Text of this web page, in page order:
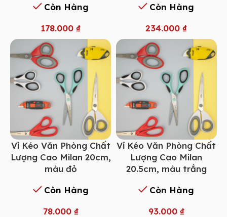
Còn Hàng
178.000 ₫
Còn Hàng
234.000₫
Vỉ Kéo Văn Phòng Chất
Lượng Cao Milan 20cm,
màu đỏ
Còn Hàng
78.000 ₫
Vỉ Kéo Văn Phòng Chất
Lượng Cao Milan
20.5cm, màu trắng
Còn Hàng
93.000 ₫